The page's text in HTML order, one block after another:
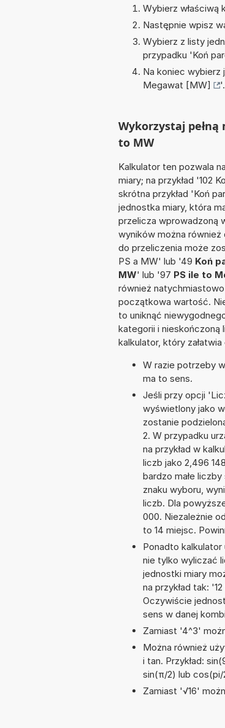
Wybierz właściwą
Następnie wpisz
Wybierz z listy
przypadku 'Koń
Na koniec
Megawat [MW]
'.
Wykorzystaj
to MW
Kalkulator ten pozwala
miary; na przykład '102
skrótna przykład 'Koń
jednostka miary, która
przelicza wprowadzoną
wyników można
do przeliczenia może
PS a MW' lub '49 Koń
MW' lub '97 PS ile to
również
początkowa wartość.
to uniknąć
kategorii i nieskończoną
kalkulator, który załatwia
W razie potrzeby
ma to sens.
Jeśli przy opcji
wyświetlony jako
zostanie
2. W przypadku
na przykład w
liczb jako 2,496
bardzo małe
znaku wyboru,
liczb. Dla
000. Niezależnie
to 14 miejsc.
Ponadto
nie tylko wyliczać
jednostki miary
na przykład tak:
Oczywiście
sens w danej
Zamiast '4^3'
Można również
i tan. Przykład:
sin(π/2) lub cos(pi/
Zamiast '√16'